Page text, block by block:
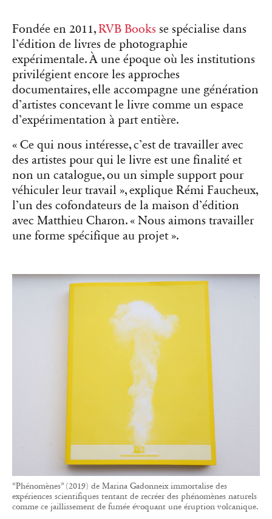
Fondée en 2011, RVB Books se spécialise dans
l’édition de livres de photographie
expérimentale. À une époque où les institutions
privilégient encore les approches
documentaires, elle accompagne une génération
d’artistes concevant le livre comme un espace
d’expérimentation à part entière.
« Ce qui nous intéresse, c’est de travailler avec
des artistes pour qui le livre est une finalité et
non un catalogue, ou un simple support pour
véhiculer leur travail », explique Rémi Faucheux,
l’un des cofondateurs de la maison d’édition
avec Matthieu Charon. « Nous aimons travailler
une forme spécifique au projet ».
“Phénomènes” (2019) de Marina Gadonneix immortalise des
expériences scientifiques tentant de recréer des phénomènes naturels
comme ce jaillissement de fumée évoquant une éruption volcanique.